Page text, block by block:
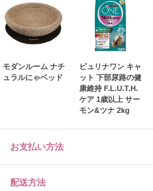
モダンルーム ナチ
ュラルにゃベッド
ピュリナワン キャ
ット 下部尿路の健
康維持 F.L.U.T.H.
ケア 1歳以上 サー
モン&ツナ 2kg
お支払い方法
配送方法